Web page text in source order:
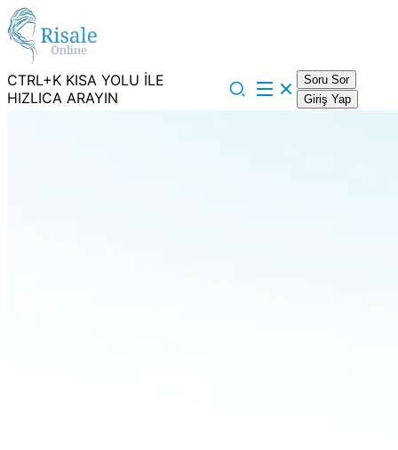
CTRL+K KISA YOLU İLE
HIZLICA ARAYIN
Soru Sor
Giriş Yap